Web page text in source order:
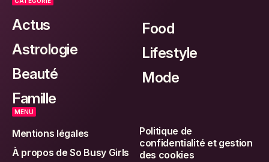
Actus
Astrologie
Beauté
Famille
Food
Lifestyle
Mode
MENU
Mentions légales
À propos de So Busy Girls
Politique de
confidentialité et gestion
des cookies